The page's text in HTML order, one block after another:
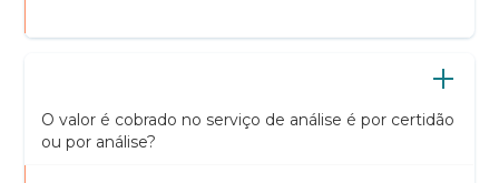
O valor é cobrado no serviço de análise é por certidão
ou por análise?